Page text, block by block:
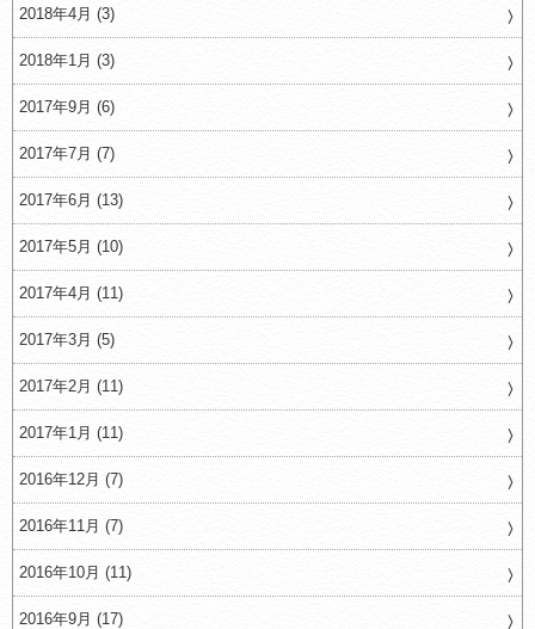
2018年4月 (3)
2018年1月 (3)
2017年9月 (6)
2017年7月 (7)
2017年6月 (13)
2017年5月 (10)
2017年4月 (11)
2017年3月 (5)
2017年2月 (11)
2017年1月 (11)
2016年12月 (7)
2016年11月 (7)
2016年10月 (11)
2016年9月 (17)